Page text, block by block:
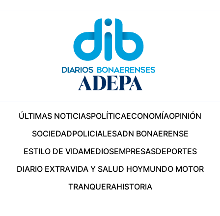
ÚLTIMAS NOTICIASPOLÍTICAECONOMÍAOPINIÓN
SOCIEDADPOLICIALESADN BONAERENSE
ESTILO DE VIDAMEDIOSEMPRESASDEPORTES
DIARIO EXTRAVIDA Y SALUD HOYMUNDO MOTOR
TRANQUERAHISTORIA